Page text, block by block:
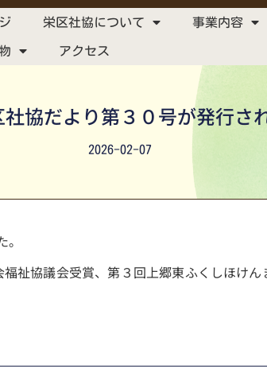
栄区社協について 事業内容
アクセス
協だより第３０号が発行さ
2026-02-07
祉協議会受賞、第３回上郷東ふくしほけ